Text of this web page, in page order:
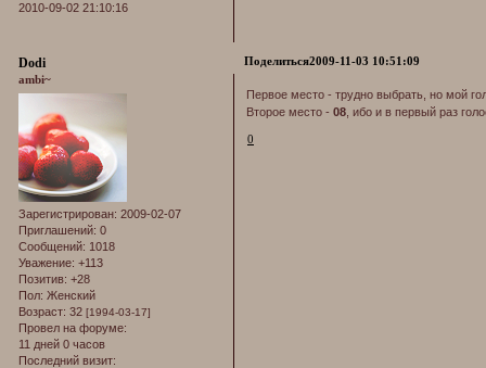
2010-09-02 21:10:16
Поделиться2009-11-03 10:51:09
Dodi
ambi~
Зарегистрирован: 2009-02-07
Приглашений: 0
Сообщений: 1018
Уважение: +113
Позитив: +28
Пол: Женский
Возраст: 32 [1994-03-17]
Провел на форуме:
11 дней 0 часов
Последний визит:
Первое место - трудно выбрать, но мой
Второе место - 08 , ибо и в первый раз
0